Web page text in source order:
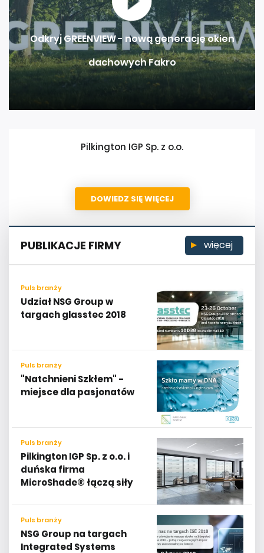
Odkryj GREENVIEW - nową generację okien
dachowych Fakro
Pilkington IGP Sp. z o.o.
DOWIEDZ SIĘ WIĘCEJ
PUBLIKACJE FIRMY więcej
Puls branży
Udział NSG Group w
targach glasstec 2018
Puls branży
"Natchnieni Szkłem" -
miejsce dla pasjonatów
Puls branży
Pilkington IGP Sp. z o.o. i
duńska firma
MicroShade® łączą siły
Puls branży
NSG Group na targach
Integrated Systems